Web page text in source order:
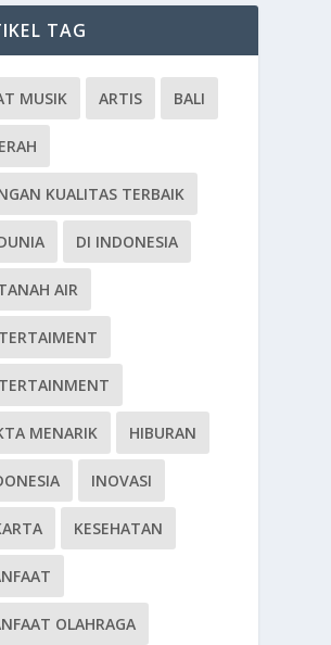
TAG
MUSIK ARTIS BALI
KUALITAS TERBAIK
DI INDONESIA
AIR
MENARIK HIBURAN
INOVASI
KESEHATAN
OLAHRAGA